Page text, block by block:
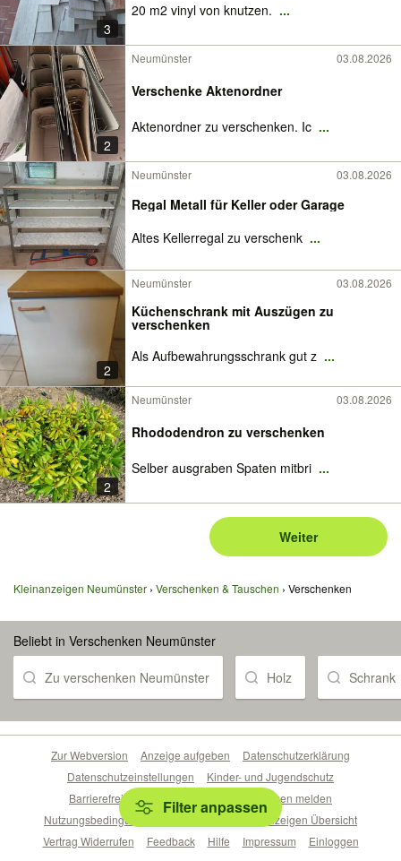
3
20 m2 vinyl von knutzen. ...
2
Neumünster 03.08.2026
Verschenke Aktenordner
Aktenordner zu verschenken. Ic ...
Neumünster 03.08.2026
Regal Metall für Keller oder Garage
Altes Kellerregal zu verschenk ...
2
Neumünster 03.08.2026
Küchenschrank mit Auszügen zu
verschenken
Als Aufbewahrungsschrank gut z ...
2
Neumünster 03.08.2026
Rhododendron zu verschenken
Selber ausgraben Spaten mitbri ...
Weiter
Kleinanzeigen Neumünster Verschenken & Tauschen Verschenken
Beliebt in Verschenken Neumünster
Zu verschenken Neumünster Holz Schrank
Filter anpassen
Zur Webversion Anzeige aufgeben
Datenschutzerklärung
Datenschutzeinstellungen
Kinder- und Jugendschutz
Barrierefreiheitserklärung
Sicherheitslücken melden
Nutzungsbedingungen
Beliebte Suchen
Anzeigen Übersicht
Vertrag Widerrufen
Feedback Hilfe Impressum Einloggen